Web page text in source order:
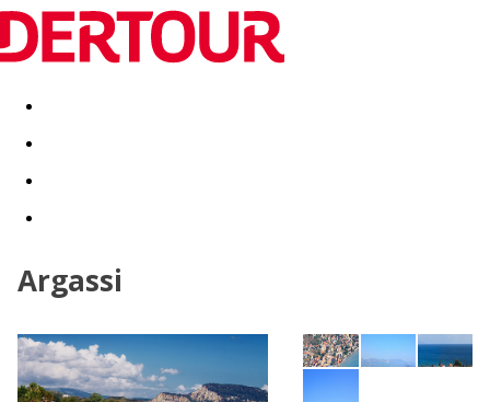
Destinatii Vacanta perfecta OFERTE DE NERATAT
Argassi